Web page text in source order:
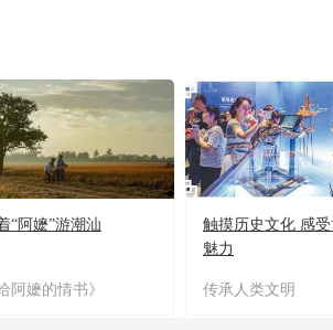
“阿嬷”游潮汕
阿嬷的情书》
触摸历史文化 感
魅力
传承人类文明